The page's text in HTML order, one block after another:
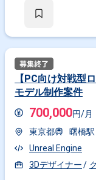
【PC向け対戦型
モデル制作案件
700,000円/月
東京都
曙橋駅
Unreal Engine
3Dデザイナー